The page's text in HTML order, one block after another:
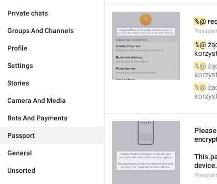
Private chats
Groups And Channels
Profile
Settings
Stories
Camera And Media
Bots And Payments
Passport
General
Unsorted
%@
%@
%@
%@
This
device.